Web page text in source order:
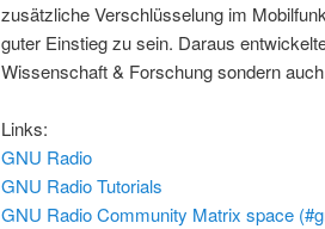
zusätzliche Verschlüsselung im
guter Einstieg zu sein. Daraus
Wissenschaft & Forschung sondern
Links:
GNU Radio
GNU Radio Tutorials
GNU Radio Community Matrix space